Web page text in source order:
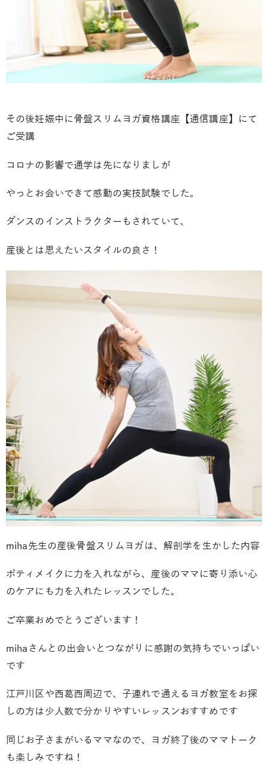
その後妊娠中に骨盤スリムヨガ資格講座【通信講座】にて
ご受講
コロナの影響で通学は先になりましが
やっとお会いできて感動の実技試験でした。
ダンスのインストラクターもされていて、
産後とは思えたいスタイルの良さ！
miha先生の産後骨盤スリムヨガは、解剖学を生かした内容
ボティメイクに力を入れながら、産後のママに寄り添い心
のケアにも力を入れたレッスンでした。
ご卒業おめでとうございます！
mihaさんとの出会いとつながりに感謝の気持ちでいっぱい
です
江戸川区や西葛西周辺で、子連れで通えるヨガ教室をお探
しの方は少人数で分かりやすいレッスンおすすめです
同じお子さまがいるママなので、ヨガ終了後のママトーク
も楽しみですね！